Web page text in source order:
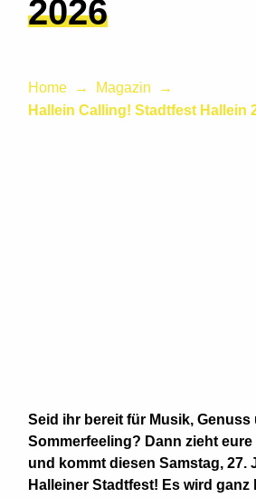
2026
Home
Magazin
Hallein Calling! Stadtfest Hallein
Seid ihr bereit für Musik, Genuss
Sommerfeeling? Dann zieht
und kommt diesen Samstag, 27.
Halleiner Stadtfest! Es wird ganz